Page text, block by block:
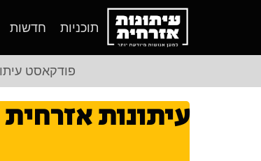
תוכניות חדשות
פודקאסט
עיתונות